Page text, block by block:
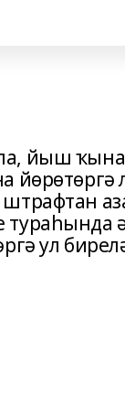
йыш
йөрөтөргә
ул